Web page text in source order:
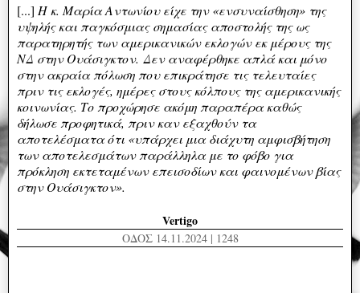
[...] H κ. Μαρία Αντωνίου είχε την «ενσυναίσθηση» της
υψηλής και παγκόσμιας σημασίας αποστολής της ως
παρατηρητής των αμερικανικών εκλογών εκ μέρους της
ΝΔ στην Ουάσιγκτον. Δεν αναφέρθηκε απλά και μόνο
στην ακραία πόλωση που επικράτησε τις τελευταίες
πριν τις εκλογές, ημέρες στους κόλπους της αμερικανικής
κοινωνίας. Το προχώρησε ακόμη παραπέρα καθώς
δήλωσε προφητικά, πριν καν εξαχθούν τα
αποτελέσματα ότι «υπάρχει μια διάχυτη αμφισβήτηση
των αποτελεσμάτων παράλληλα με το φόβο για
πρόκληση εκτεταμένων επεισοδίων και φαινομένων βίας
στην Ουάσιγκτον».
Vertigo
ΟΔΟΣ 14.11.2024 | 1248